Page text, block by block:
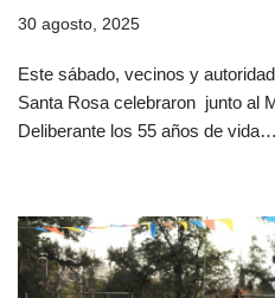
30 agosto, 2025
Este sábado, vecinos y
Santa Rosa celebraron junto al
Deliberante los 55 años de vida…